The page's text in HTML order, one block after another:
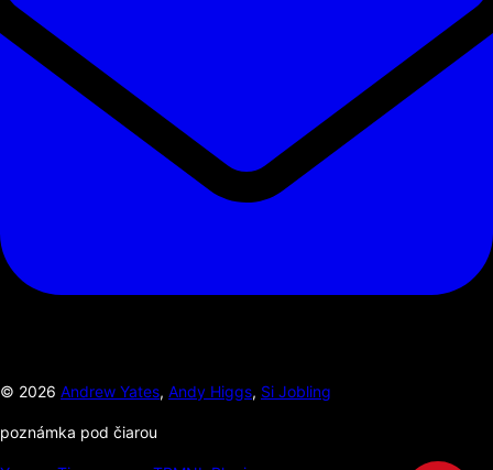
© 2026 Andrew Yates, Andy Higgs, Si Jobling
poznámka pod čiarou